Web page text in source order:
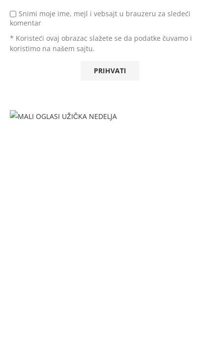
Snimi moje ime, mejl i vebsajt u brauzeru za sledeći
komentar
* Koristeći ovaj obrazac slažete se da podatke čuvamo i
koristimo na našem sajtu.